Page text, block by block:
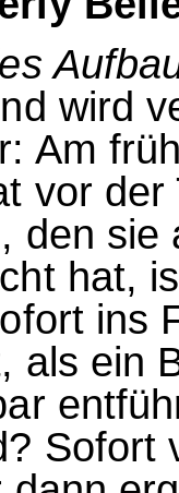
wird
Am
vor
den sie
hat,
ins
als ein
Sofort